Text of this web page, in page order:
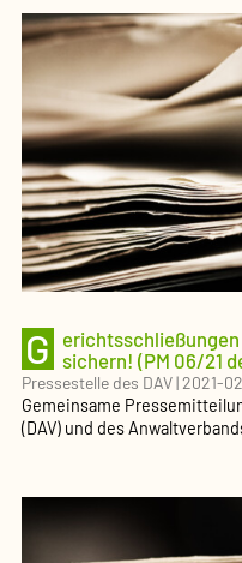
G
erichts­schlie­ßungen
sichern! (PM 06/21
Pressestelle des DAV|2021-
Gemeinsame
(DAV) und des